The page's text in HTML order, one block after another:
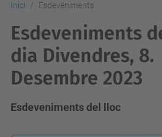
Inici Esdeveniments
Esdeveniments
dia Divendres, 8.
Desembre 2023
Esdeveniments del lloc